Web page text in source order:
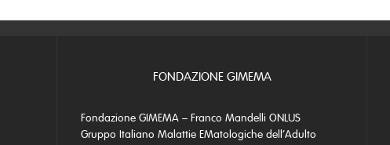
FONDAZIONE GIMEMA
Fondazione GIMEMA – Franco Mandelli ONLUS
Gruppo Italiano Malattie EMatologiche dell’Adulto